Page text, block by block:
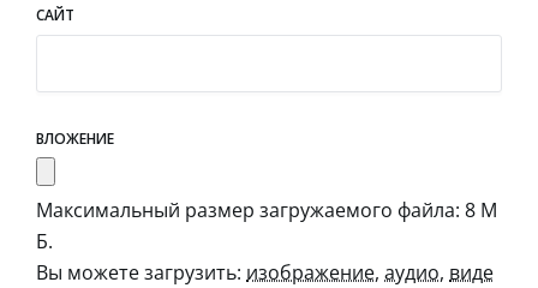
САЙТ
ВЛОЖЕНИЕ
Максимальный размер загружаемого файла: 8 М
Б.
Вы можете загрузить: изображение, аудио, виде